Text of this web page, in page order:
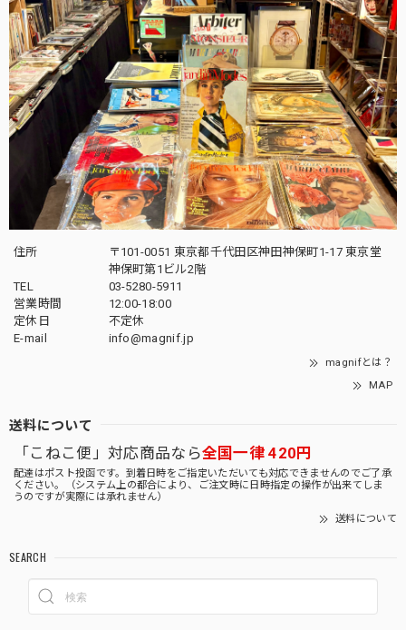
住所
〒101-0051 東京都千代田区神田神保町1-17 東京堂
神保町第1ビル2階
TEL
03-5280-5911
営業時間
12:00-18:00
定休日
不定休
E-mail
info@magnif.jp
magnifとは？
MAP
送料について
「こねこ便」対応商品なら全国一律 420円
配達はポスト投函です。到着日時をご指定いただいても対応できませんのでご了承
ください。（システム上の都合により、ご注文時に日時指定の操作が出来てしま
うのですが実際には承れません）
送料について
SEARCH